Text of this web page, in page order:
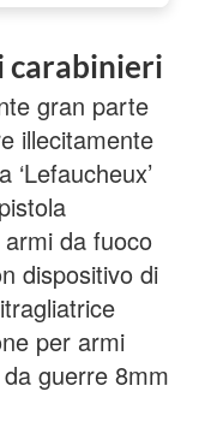
carabinieri
gran parte
illecitamente
da fuoco
dispositivo di
per armi
guerre 8mm